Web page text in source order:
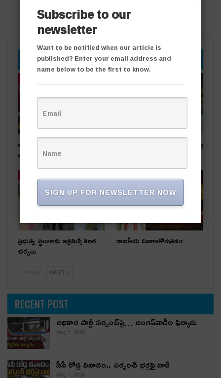
YOU MIGHT ALSO LIKE
అధికార పార్టీ స‌ర్పంచ్‌పై…
అంగ‌న్‌వాడీల ఫిర్యాదు
సీసీ రోడ్ల వివాదం.. స‌ర్పంచ్ భ‌ర్త‌పై
ప్రభుత్వ స్థలాలను ఆక్రమిస్తే కఠిన
చర్యలు
రాజకీయ దివాళాకోరుతనం
NEXT
RECENT POST
అధికార పార్టీ స‌ర్పంచ్‌పై… అంగ‌న్‌వాడీల ఫిర్యాదు
Aug 7, 2026
సీసీ రోడ్ల వివాదం.. స‌ర్పంచ్ భ‌ర్త‌పై దాడి
Aug 7, 2026
Subscribe to our
newsletter
Want to be notified when our article is
published? Enter your email address and
name below to be the first to know.
SIGN UP FOR NEWSLETTER NOW